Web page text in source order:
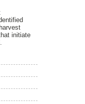
initiate